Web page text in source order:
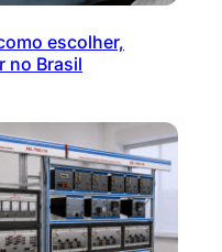
escolher,
no Brasil